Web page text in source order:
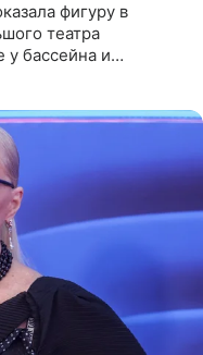
фигуру в
театра
у бассейна и